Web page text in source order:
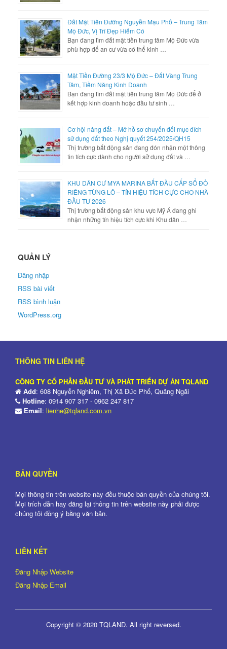
Đất Mặt Tiền Đường Nguyễn Mậu Phố – Trung Tâm
Mộ Đức, Vị Trí Đẹp Hiếm Có
Bạn đang tìm đất mặt tiền trung tâm Mộ Đức vừa
phù hợp để an cư vừa có thể kinh …
Mặt Tiền Đường 23/3 Mộ Đức – Đất Vàng Trung
Tâm, Tiềm Năng Kinh Doanh
Bạn đang tìm đất mặt tiền trung tâm Mộ Đức để ở
kết hợp kinh doanh hoặc đầu tư sinh …
Cơ hội nâng đất – Mở hồ sơ chuyển đổi mục đích
sử dụng đất theo Nghị quyết 254/2025/QH15
Thị trường bất động sản đang đón nhận một thông
tin tích cực dành cho người sử dụng đất và …
KHU DÂN CƯ MYA MARINA BẮT ĐẦU CẤP SỔ ĐỎ
RIÊNG TỪNG LÔ – TÍN HIỆU TÍCH CỰC CHO NHÀ
ĐẦU TƯ 2026
Thị trường bất động sản khu vực Mỹ Á đang ghi
nhận những tín hiệu tích cực khi Khu dân …
QUẢN LÝ
Đăng nhập
RSS bài viết
RSS bình luận
WordPress.org
THÔNG TIN LIÊN HỆ
CÔNG TY CỔ PHẦN ĐẦU TƯ VÀ PHÁT TRIỂN DỰ ÁN TQLAND
Add: 608 Nguyễn Nghiêm, Thị Xã Đức Phổ, Quảng Ngãi
Hotline: 0914 907 317 - 0962 247 817
Email: lienhe@tqland.com.vn
BẢN QUYỀN
Mọi thông tin trên website này đều thuộc bản quyền của chúng tôi.
Mọi trích dẫn hay đăng lại thông tin trên website này phải được
chúng tôi đồng ý bằng văn bản.
LIÊN KẾT
Đăng Nhập Website
Đăng Nhập Email
Copyright © 2020 TQLAND. All right reversed.